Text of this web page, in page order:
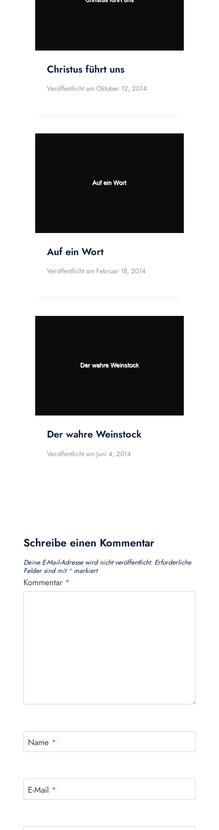
Christus führt uns
Veröffentlicht am Oktober 12, 2014
Auf ein Wort
Veröffentlicht am Februar 18, 2014
Der wahre Weinstock
Veröffentlicht am Juni 4, 2014
Schreibe einen Kommentar
Deine E-Mail-Adresse wird nicht veröffentlicht. Erforderliche
Felder sind mit *markiert
Kommentar *
Name *
E-Mail *